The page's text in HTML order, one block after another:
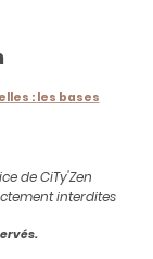
: les bases
de CiTy'Zen
interdites